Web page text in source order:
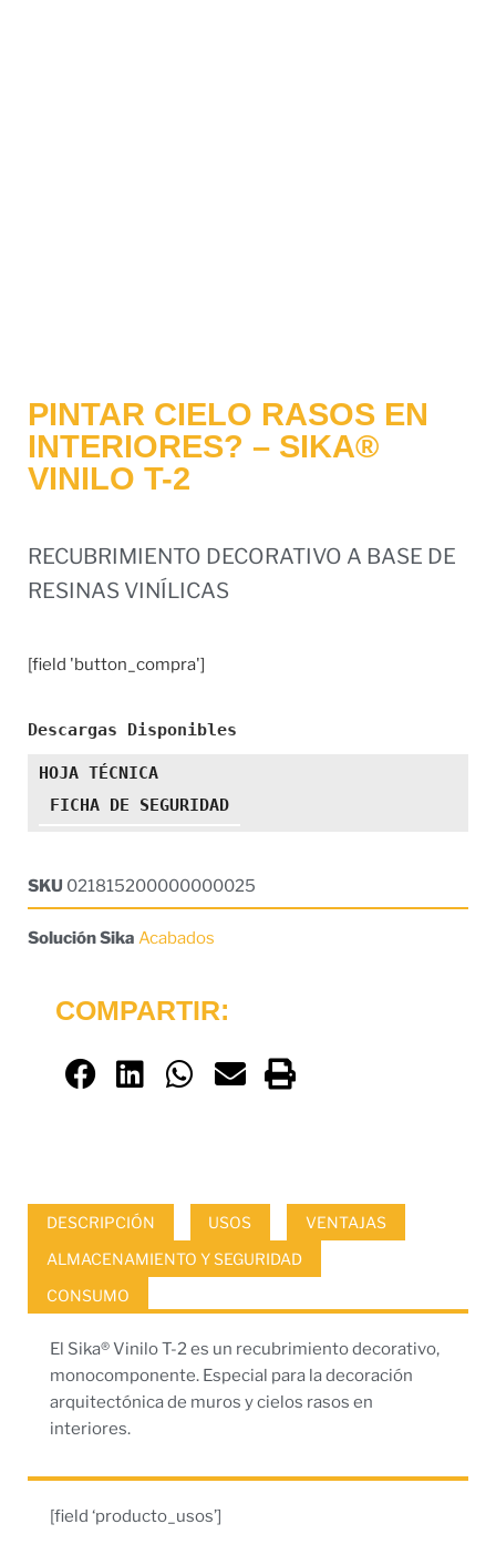
PINTAR CIELO RASOS EN
INTERIORES? – SIKA®
VINILO T-2
RECUBRIMIENTO DECORATIVO A BASE DE
RESINAS VINÍLICAS
[field 'button_compra']
Descargas Disponibles
HOJA TÉCNICA
FICHA DE SEGURIDAD
SKU 021815200000000025
Solución Sika Acabados
COMPARTIR:
DESCRIPCIÓN USOS
VENTAJAS
ALMACENAMIENTO Y SEGURIDAD
CONSUMO
El Sika® Vinilo T-2 es un recubrimiento decorativo,
monocomponente. Especial para la decoración
arquitectónica de muros y cielos rasos en
interiores.
[field ‘producto_usos’]